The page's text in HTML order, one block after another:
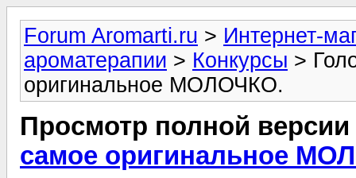
Forum Aromarti.ru > Интернет-
ароматерапии > Конкурсы >
оригинальное МОЛОЧКО.
Просмотр полной
самое оригинальное